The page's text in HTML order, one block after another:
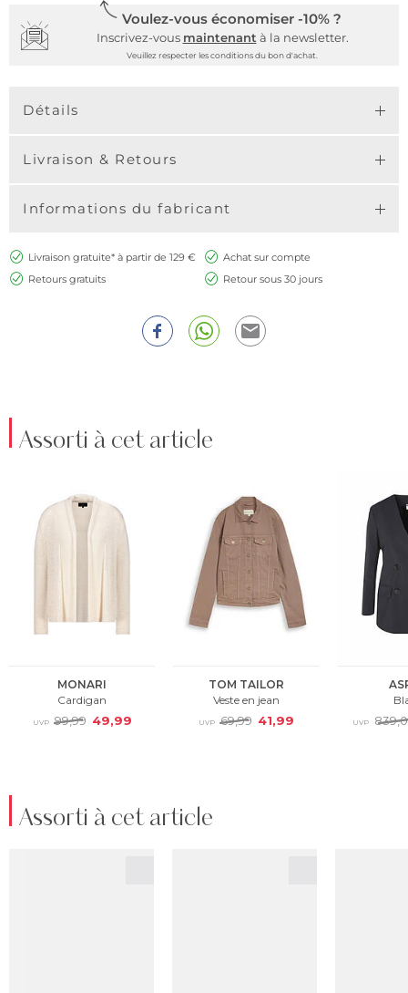
Voulez-vous économiser -10% ?
Inscrivez-vous maintenant à la newsletter.
Veuillez respecter les conditions du bon d'achat.
Détails
Livraison & Retours
Informations du fabricant
Livraison gratuite* à partir de 129 €
Achat sur compte
Retours gratuits
Retour sous 30 jours
Assorti à cet article
Assorti à cet article